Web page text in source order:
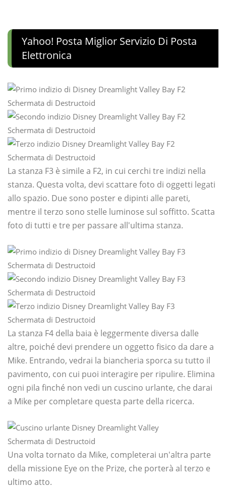
Yahoo! Posta Miglior Servizio Di Posta
Elettronica
Schermata di Destructoid
Schermata di Destructoid
Schermata di Destructoid
La stanza F3 è simile a F2, in cui cerchi tre indizi nella
stanza. Questa volta, devi scattare foto di oggetti legati
allo spazio. Due sono poster e dipinti alle pareti,
mentre il terzo sono stelle luminose sul soffitto. Scatta
foto di tutti e tre per passare all'ultima stanza.
Schermata di Destructoid
Schermata di Destructoid
Schermata di Destructoid
La stanza F4 della baia è leggermente diversa dalle
altre, poiché devi prendere un oggetto fisico da dare a
Mike. Entrando, vedrai la biancheria sporca su tutto il
pavimento, con cui puoi interagire per ripulire. Elimina
ogni pila finché non vedi un cuscino urlante, che darai
a Mike per completare questa parte della ricerca.
Schermata di Destructoid
Una volta tornato da Mike, completerai un'altra parte
della missione Eye on the Prize, che porterà al terzo e
ultimo atto.